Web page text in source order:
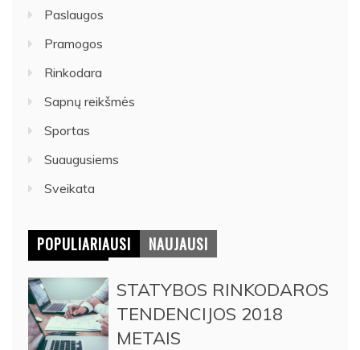
Paslaugos
Pramogos
Rinkodara
Sapnų reikšmės
Sportas
Suaugusiems
Sveikata
POPULIARIAUSI NAUJAUSI
STATYBOS RINKODAROS
TENDENCIJOS 2018
METAIS